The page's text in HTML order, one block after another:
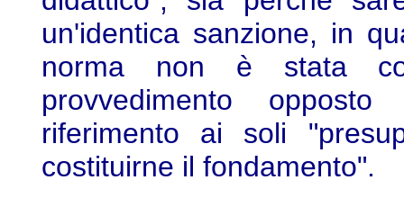
un'identica sanzione, in
norma non è stata
provvedimento
riferimento ai soli
costituirne il fondamento".